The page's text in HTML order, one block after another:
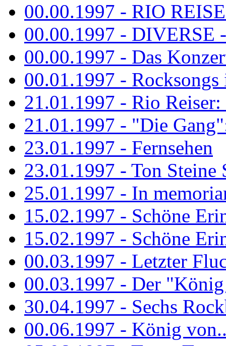
00.00.1997 - RIO
00.00.1997 - DIVERSE
00.00.1997 - Das
00.01.1997 -
21.01.1997 - Rio
21.01.1997 - "Die
23.01.1997 - Fernsehen
23.01.1997 - Ton Steine
25.01.1997 - In
15.02.1997 - Schöne
15.02.1997 - Schöne
00.03.1997 - Letzter
00.03.1997 - Der
30.04.1997 - Sechs
00.06.1997 - König